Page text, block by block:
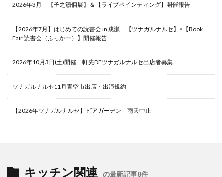
2026年3月 【子之籏個展】＆【ライブペインティング】開催報告
【2026年7月】はじめての読書会 in 成瀬 【ツナガルナルセ】×【Book
Fair 読書会（ふっかー）】開催報告
2026年10月3日(土)開催 軒先DEツナガルナルセ出店者募集
ツナガルナルセ11月青空市出店・出演規約
【2026年ツナガルナルセ】ビアガーデン 雨天中止
キッチン関連 の最新記事8件